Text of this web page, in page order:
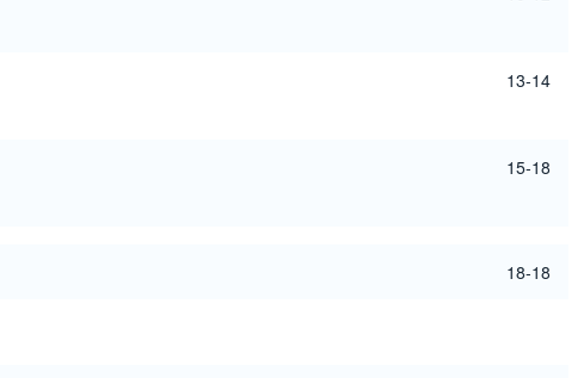
13-14
15-18
18-18